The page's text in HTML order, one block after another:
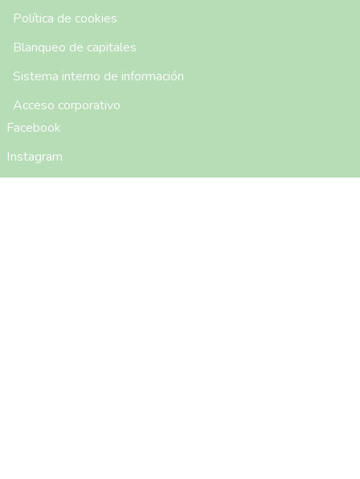
Política de cookies
Blanqueo de capitales
Sistema interno de información
Acceso corporativo
Facebook
Instagram